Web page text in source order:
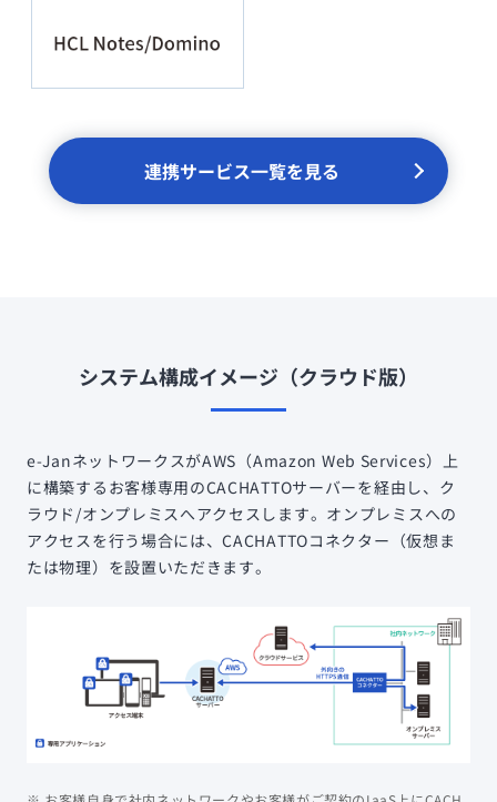
連携サービス一覧を見る
システム構成イメージ（クラウド版）
e-JanネットワークスがAWS（Amazon Web Services）上
に構築するお客様専用のCACHATTOサーバーを経由し、ク
ラウド/オンプレミスへアクセスします。オンプレミスへの
アクセスを行う場合には、CACHATTOコネクター（仮想ま
たは物理）を設置いただきます。